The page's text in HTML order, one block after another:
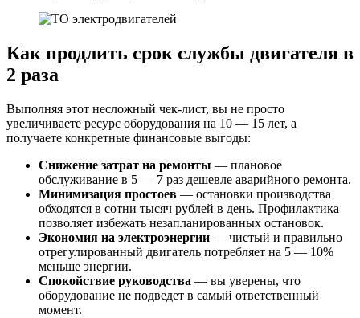
Как продлить срок службы двигателя в
2 раза
Выполняя этот несложный чек-лист, вы не просто
увеличиваете ресурс оборудования на 10 — 15 лет, а
получаете конкретные финансовые выгоды:
Снижение затрат на ремонты — плановое
обслуживание в 5 — 7 раз дешевле аварийного ремонта.
Минимизация простоев — остановки производства
обходятся в сотни тысяч рублей в день. Профилактика
позволяет избежать незапланированных остановок.
Экономия на электроэнергии — чистый и правильно
отрегулированный двигатель потребляет на 5 — 10%
меньше энергии.
Спокойствие руководства — вы уверены, что
оборудование не подведет в самый ответственный
момент.